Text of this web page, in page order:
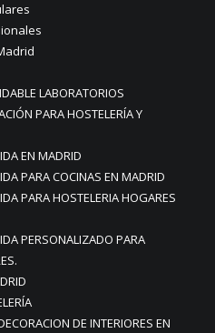
LABORATORIOS
PARA HOSTELERÍA Y
EN MADRID
PARA COCINAS EN MADRID
PARA HOSTELERIA HOGARES
PERSONALIZADO PARA
DE INTERIORES EN